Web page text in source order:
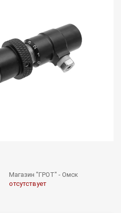
Магазин "ГРОТ" - Омск
отсутствует